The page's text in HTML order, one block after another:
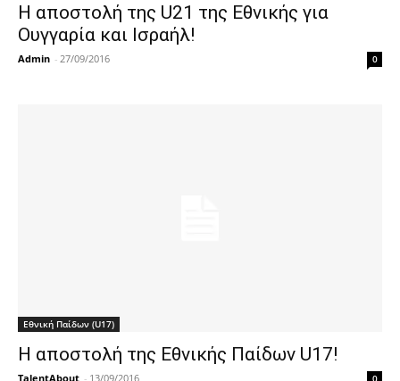
Η αποστολή της U21 της Εθνικής για
Ουγγαρία και Ισραήλ!
Admin - 27/09/2016 0
Εθνική Παίδων (U17)
Η αποστολή της Εθνικής Παίδων U17!
TalentAbout - 13/09/2016 0